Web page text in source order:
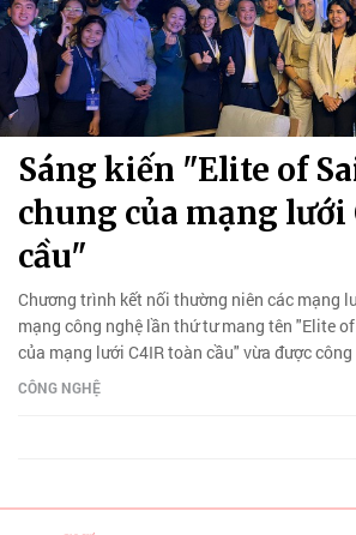
Sáng kiến "Elite of
chung của mạng lưới
cầu"
Chương trình kết nối thường niên các mạng
mạng công nghệ lần thứ tư mang tên "Elite
của mạng lưới C4IR toàn cầu" vừa được công
CÔNG NGHỆ